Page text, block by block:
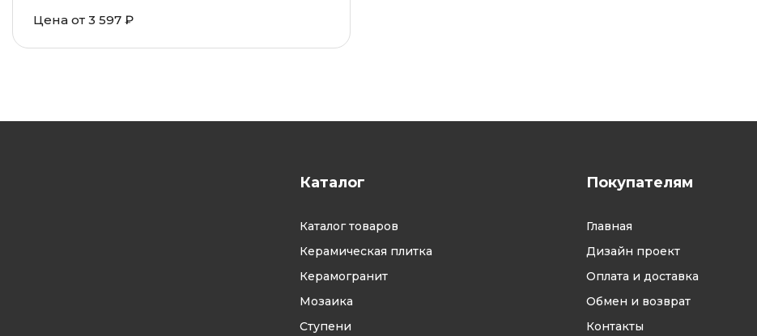
Цена от 3 597 ₽
Каталог
Каталог товаров
Керамическая плитка
Керамогранит
Мозаика
Ступени
Покупателям
Главная
Дизайн проект
Оплата и доставка
Обмен и возврат
Контакты